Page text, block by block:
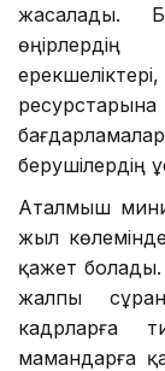
жасалады.
өңірлердің
берушілердің
Аталмыш
жыл
қажет
жалпы
кадрларға
мамандарға